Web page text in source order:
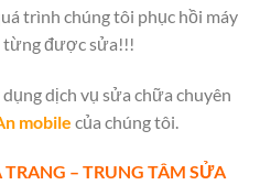
trình chúng tôi phục hồi máy
từng được sửa!!!
dịch vụ sửa chữa chuyên
mobile của chúng tôi.
– TRUNG TÂM SỬA